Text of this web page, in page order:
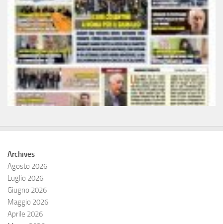
Archives
Agosto 2026
Luglio 2026
Giugno 2026
Maggio 2026
Aprile 2026